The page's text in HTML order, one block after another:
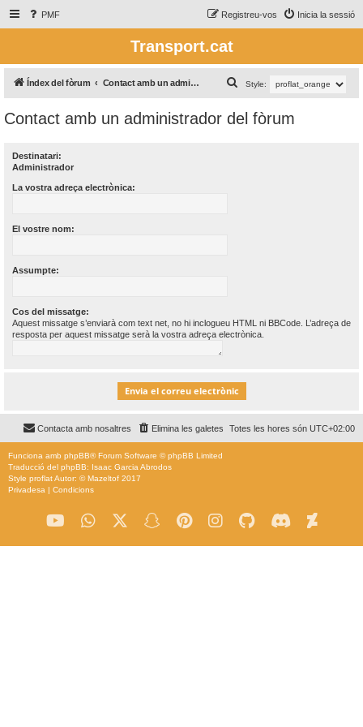
PMF Inicia la sessió
Registreu-vos
Transport.cat
Índex del fòrum Contact amb un administrador del fòrum Style:
e
r
Contact amb un administrador del fòrum
Destinatari:
Administrador
La vostra adreça electrònica:
El vostre nom:
Assumpte:
Cos del missatge:
Aquest missatge s’enviarà com text net, no hi inclogueu HTML ni BBCode. L’adreça de
resposta per aquest missatge serà la vostra adreça electrònica.
Totes les hores són UTC+02:00
Elimina les galetes
Contacta amb nosaltres
Funciona amb phpBB® Forum Software © phpBB Limited
Traducció del phpBB: Isaac Garcia Abrodos
Style proflatAutor: ©Mazeltof 2017
Privadesa | Condicions